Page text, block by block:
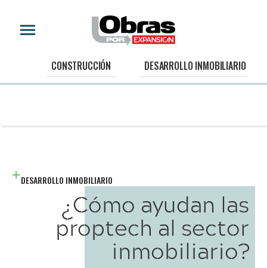
CONSTRUCCIÓN DESARROLLO INMOBILIARIO
DESARROLLO INMOBILIARIO
¿Cómo ayudan las
proptech al sector
inmobiliario?